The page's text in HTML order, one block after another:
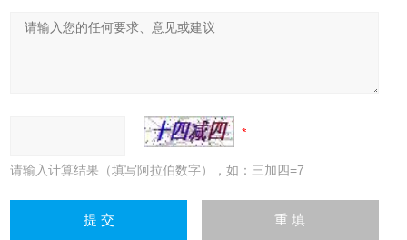
请输入计算结果（填写阿拉伯数字），如：三加四=7